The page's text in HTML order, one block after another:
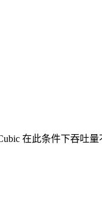
在此条件下吞吐量